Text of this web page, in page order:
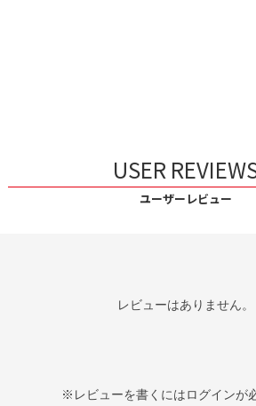
USER
ユーザーレビュー
レビューはありません。
※レビューを書くにはログインが